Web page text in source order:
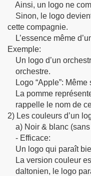
Ainsi, un logo ne
Sinon, le logo
cette compagnie.
L’essence même
Exemple:
Un logo d’un
orchestre.
Logo “Apple”: Même
La pomme
rappelle le nom de
2) Les couleurs d’un
a) Noir & blanc (sans
- Efficace:
Un logo qui paraît
La version couleur
daltonien, le logo